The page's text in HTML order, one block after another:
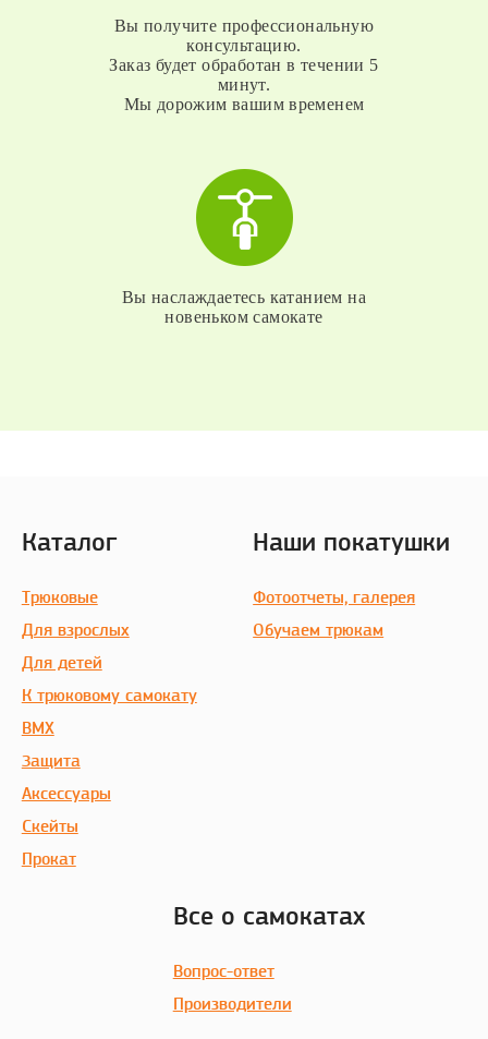
Вы получите профессиональную
консультацию.
Заказ будет обработан в течении 5
минут.
Мы дорожим вашим временем
Вы наслаждаетесь катанием на
новеньком самокате
Каталог
Трюковые
Для взрослых
Для детей
К трюковому самокату
BMX
Защита
Аксессуары
Скейты
Прокат
Наши покатушки
Фотоотчеты, галерея
Обучаем трюкам
Все о самокатах
Вопрос-ответ
Производители